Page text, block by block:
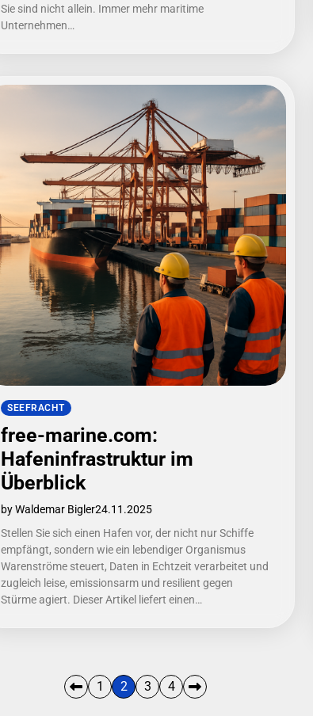
Sie sind nicht allein. Immer mehr maritime
Unternehmen…
SEEFRACHT
free-marine.com:
Hafeninfrastruktur im
Überblick
by Waldemar Bigler24.11.2025
Stellen Sie sich einen Hafen vor, der nicht nur Schiffe
empfängt, sondern wie ein lebendiger Organismus
Warenströme steuert, Daten in Echtzeit verarbeitet und
zugleich leise, emissionsarm und resilient gegen
Stürme agiert. Dieser Artikel liefert einen…
1 2 3 4